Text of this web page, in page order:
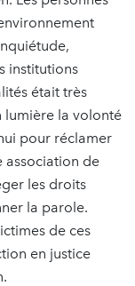
institutions
était très
lumière la volonté
pour réclamer
association de
les droits
la parole.
de ces
en justice